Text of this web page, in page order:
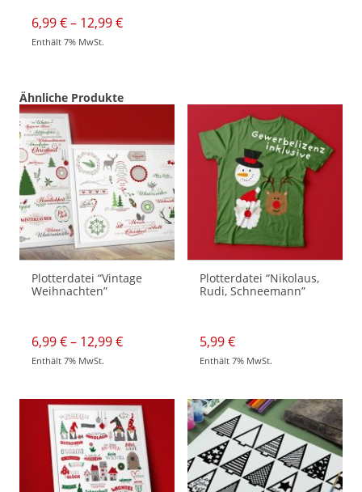
6,99€– 12,99€Preisspanne:
Enthält 7% MwSt.
Dieses
Varianten
auf.
Die
Optionen
können
auf
der
Produktseite
gewählt
werden
Ähnliche Produkte
Plotterdatei “Vintage
Weihnachten”
6,99€– 12,99€Preisspanne:
Enthält 7% MwSt.
Dieses
mehrere
Varianten
Optionen
können
Plotterdatei “Nikolaus,
Rudi, Schneemann”
5,99€
Enthält 7% MwSt.